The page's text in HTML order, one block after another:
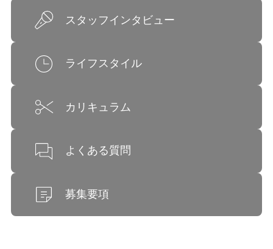
スタッフインタビュー
ライフスタイル
カリキュラム
よくある質問
募集要項